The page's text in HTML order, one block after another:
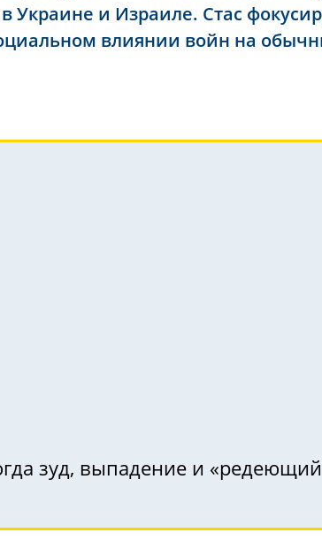
и Израиле. Стас
влиянии войн на
зуд, выпадение и